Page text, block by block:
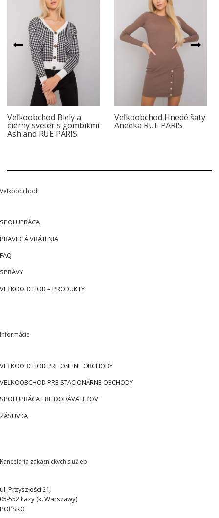
Veľkoobchod Biely a
čierny sveter s gombíkmi
Ashland RUE PARIS
Veľkoobchod Hnedé šaty
Aneeka RUE PARIS
Veľkoobchod
SPOLUPRÁCA
PRAVIDLÁ VRÁTENIA
FAQ
SPRÁVY
VEĽKOOBCHOD – PRODUKTY
Informácie
VEĽKOOBCHOD PRE ONLINE OBCHODY
VEĽKOOBCHOD PRE STACIONÁRNE OBCHODY
SPOLUPRÁCA PRE DODÁVATEĽOV
ZÁSUVKA
Kancelária zákazníckych služieb
ul. Przyszłości 21,
05-552 Łazy (k. Warszawy)
POĽSKO